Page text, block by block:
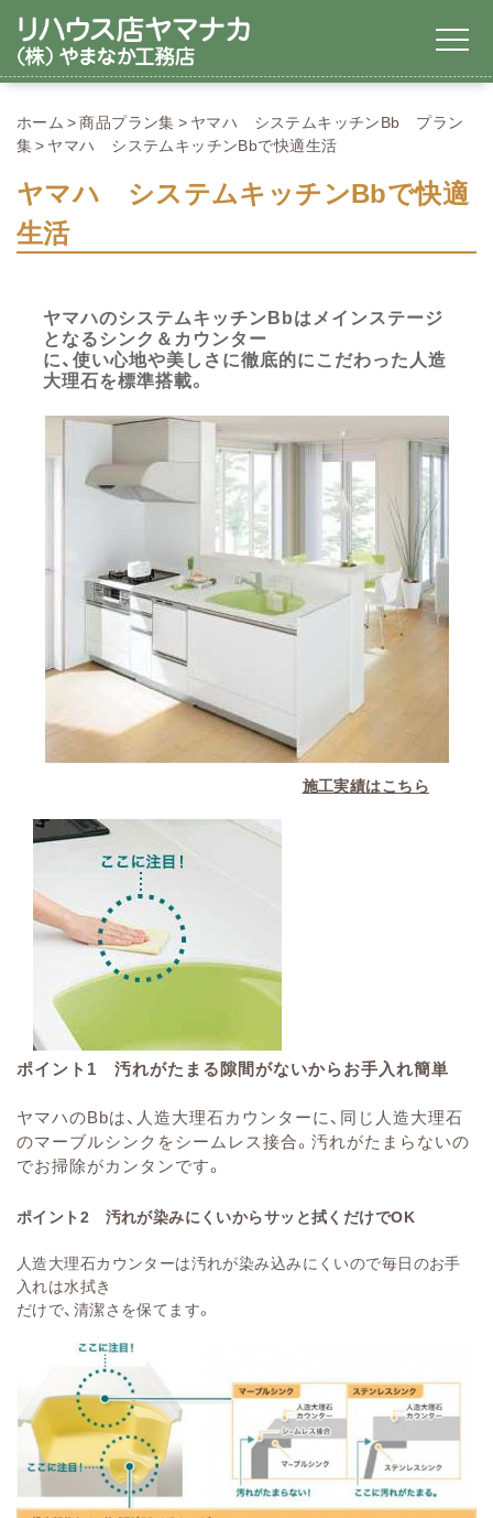
ホーム 商品プラン集
ヤマハ システムキッチンBb プラン
集
ヤマハ システムキッチンBbで快適生活
ヤマハ システムキッチンBbで快適
生活
ヤマハのシステムキッチンBbはメインステージ
となるシンク＆カウンター
に、使い心地や美しさに徹底的にこだわった人造
大理石を標準搭載。
施工実績はこちら
ポイント1 汚れがたまる隙間がないからお手入れ簡単
ヤマハのBbは、人造大理石カウンターに、同じ人造大理石
のマーブルシンクをシームレス接合。汚れがたまらないの
でお掃除がカンタンです。
ポイント2 汚れが染みにくいからサッと拭くだけでOK
人造大理石カウンターは汚れが染み込みにくいので毎日のお手
入れは水拭き
だけで、清潔さを保てます。